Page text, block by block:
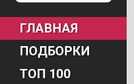
ГЛАВНАЯ
ПОДБОРКИ
ТОП 100